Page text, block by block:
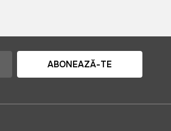
ABONEAZĂ-TE